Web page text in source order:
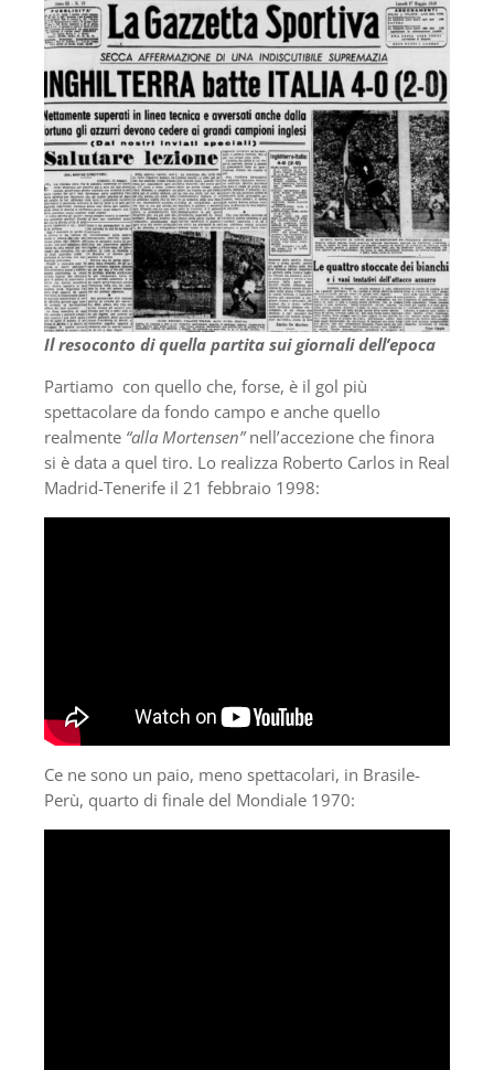
Il resoconto di quella partita sui giornali dell’epoca
Partiamo con quello che, forse, è il gol più
spettacolare da fondo campo e anche quello
realmente “alla Mortensen”nell’accezione che finora
si è data a quel tiro. Lo realizza Roberto Carlos in Real
Madrid-Tenerife il 21 febbraio 1998:
Ce ne sono un paio, meno spettacolari, in Brasile-
Perù, quarto di finale del Mondiale 1970: